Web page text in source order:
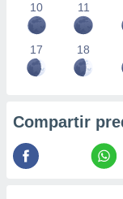
10 11
17 18
Compartir